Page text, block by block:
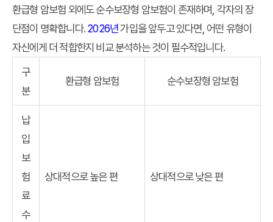
환급형 암보험 외에도 순수보장형 암보험이 존재하며, 각자의 장
단점이 명확합니다.2026년가입을 앞두고 있다면, 어떤 유형이
자신에게 더 적합한지 비교 분석하는 것이 필수적입니다.
구
분
환급형 암보험 순수보장형 암보험
납
입
보
험
료
수
상대적으로 높은 편 상대적으로 낮은 편